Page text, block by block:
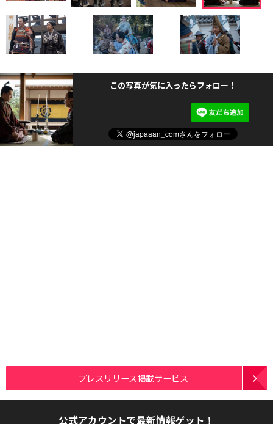
この写真が気に入ったらフォロー！
プレスリリース掲載サービス
公式アカウントで最新情報ゲット！